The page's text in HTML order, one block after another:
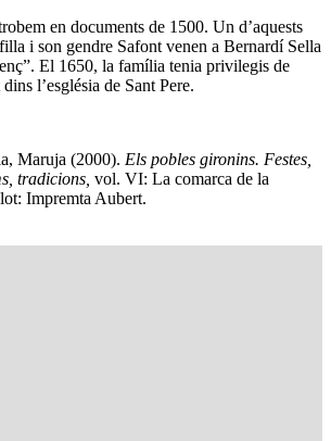
en documents de 1500. Un d’aquests
i son gendre Safont venen a Bernardí Sella
El 1650, la família tenia privilegis de
l’església de Sant Pere.
Maruja (2000). Els pobles gironins. Festes,
tradicions, vol. VI: La comarca de la
Impremta Aubert.